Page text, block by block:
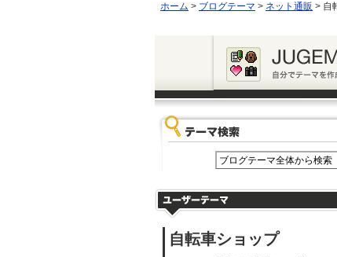
ホーム > ブログテーマ > ネット通販 > 自
自転車ショップ